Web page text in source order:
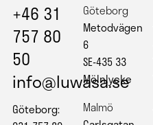
+46 31
757 80
50
info@luwasa.se
Göteborg:
Göteborg
Metodvägen
6
SE-435 33
Mölnlycke
Malmö